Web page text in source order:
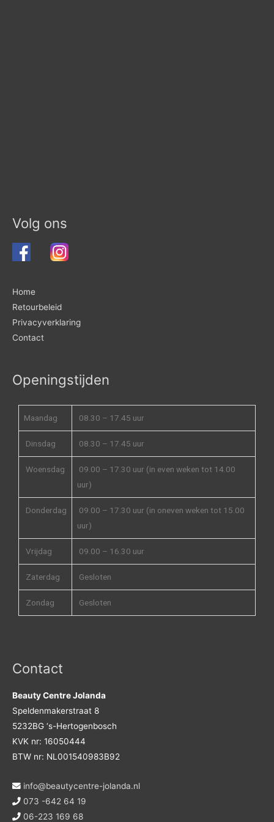
Volg ons
Home
Retourbeleid
Privacyverklaring
Contact
Openingstijden
Maandag 08.30 – 17.45 uur
Dinsdag 08.30 – 17.45 uur
Woensdag
09.00 – 17.30 uur (in even weken tot 14.00
uur)
Donderdag
09.00 – 17.30 uur (in oneven weken tot 15.00
uur)
Vrijdag 09.00 – 16.30 uur
Zaterdag Gesloten
Zondag Gesloten
Contact
Beauty Centre Jolanda
Speldenmakerstraat 8
5232BG ‘s-Hertogenbosch
KVK nr: 16050444
BTW nr: NL001540983B92
info@beautycentre-jolanda.nl
073 -642 64 19
06-223 169 68